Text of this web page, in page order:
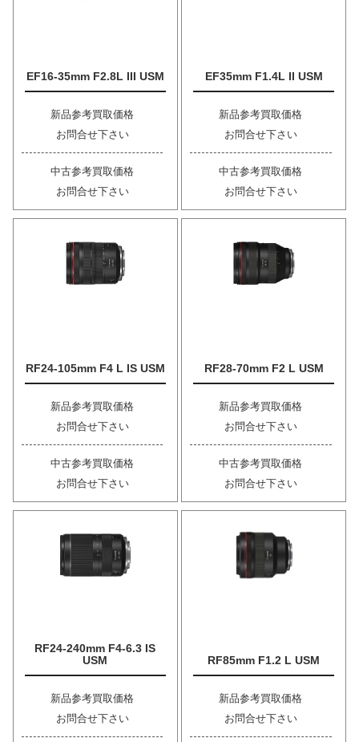
EF16-35mm F2.8L III USM
新品参考買取価格
お問合せ下さい
中古参考買取価格
お問合せ下さい
EF35mm F1.4L II USM
新品参考買取価格
お問合せ下さい
中古参考買取価格
お問合せ下さい
RF24-105mm F4 L IS USM
新品参考買取価格
お問合せ下さい
中古参考買取価格
お問合せ下さい
RF28-70mm F2 L USM
新品参考買取価格
お問合せ下さい
中古参考買取価格
お問合せ下さい
RF24-240mm F4-6.3 IS
USM
新品参考買取価格
お問合せ下さい
RF85mm F1.2 L USM
新品参考買取価格
お問合せ下さい